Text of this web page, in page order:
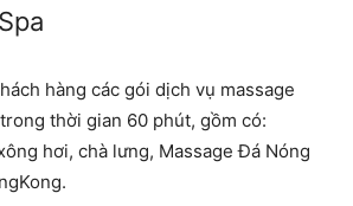
hàng các gói dịch vụ massage
thời gian 60 phút, gồm có:
hơi, chà lưng, Massage Đá Nóng